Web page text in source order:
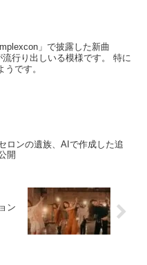
」で披露した新曲
行り出しいる模様です。 特に
です。
ロンの遺族、AIで作成した追
開
ン